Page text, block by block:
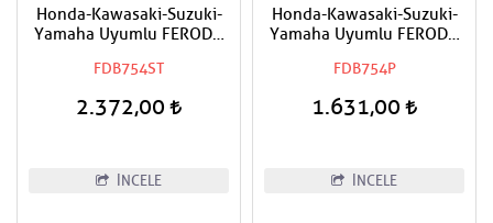
Honda-Kawasaki-Suzuki-
Yamaha Uyumlu FERODO
FDB754ST
2.372,00
İNCELE
Honda-Kawasaki-Suzuki-
Yamaha Uyumlu FERODO
FDB754P
1.631,00
İNCELE